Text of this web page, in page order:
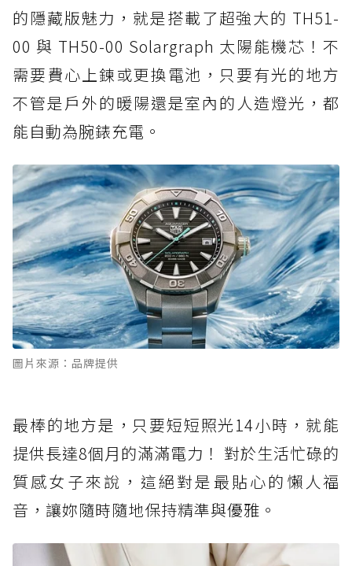
的隱藏版魅力，就是搭載了超強大的 TH51-
00 與 TH50-00 Solargraph 太陽能機芯！不
需要費心上鍊或更換電池，只要有光的地方
不管是戶外的暖陽還是室內的人造燈光，都
能自動為腕錶充電。
圖片來源：品牌提供
最棒的地方是，只要短短照光14小時，就能
提供長達8個月的滿滿電力！ 對於生活忙碌的
質感女子來說，這絕對是最貼心的懶人福
音，讓妳隨時隨地保持精準與優雅。